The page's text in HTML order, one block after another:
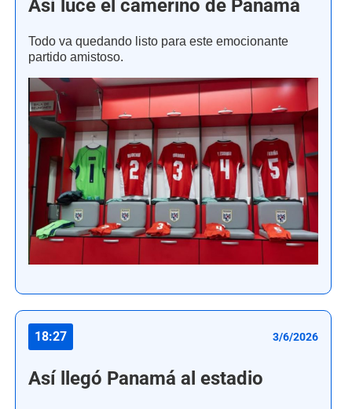
Así luce el camerino de Panamá
Todo va quedando listo para este emocionante
partido amistoso.
18:27 3/6/2026
Así llegó Panamá al estadio